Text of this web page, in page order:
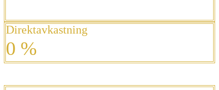
Direktavkastning
0 %